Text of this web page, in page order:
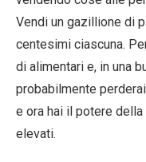
Vendi un gazillione di
centesimi ciascuna.
di alimentari e, in una
probabilmente
e ora hai il potere
elevati.